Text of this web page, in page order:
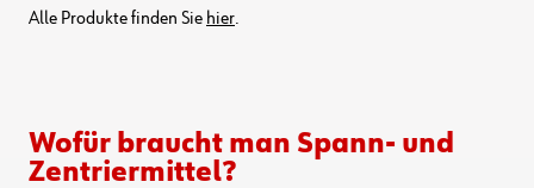
Alle Produkte finden Sie hier.
Wofür braucht man Spann- und
Zentriermittel?